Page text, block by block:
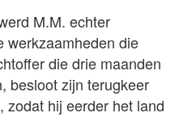
M.M. echter
werkzaamheden die
die drie maanden
besloot zijn terugkeer
zodat hij eerder het land